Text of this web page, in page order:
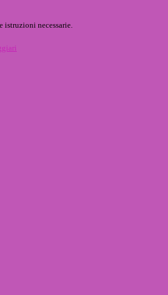
istruzioni necessarie.